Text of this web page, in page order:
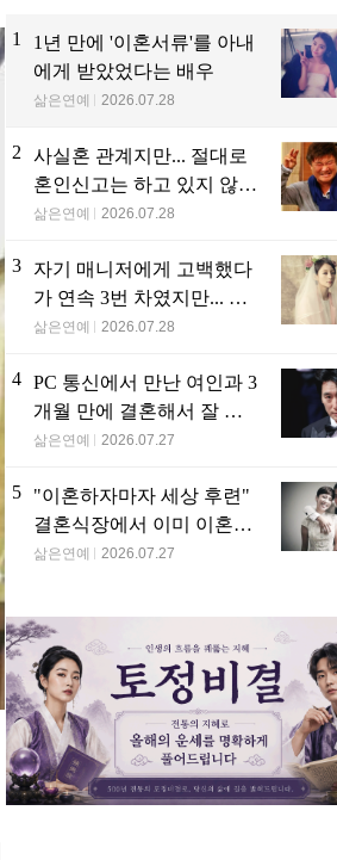
1
1년 만에 '이혼서류'를 아내
에게 받았었다는 배우
삶은연예 2026.07.28
2
사실혼 관계지만... 절대로
혼인신고는 하고 있지 않다
는 배우
삶은연예 2026.07.28
3
자기 매니저에게 고백했다
가 연속 3번 차였지만... 결
국 결혼에 성공한 배우
삶은연예 2026.07.28
4
PC 통신에서 만난 여인과 3
개월 만에 결혼해서 잘 살
고 있는 배우
삶은연예 2026.07.27
5
"이혼하자마자 세상 후련"
결혼식장에서 이미 이혼을
직감했었다는 배우
삶은연예 2026.07.27